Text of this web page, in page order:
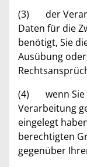
(3) der
Daten für die
benötigt, Sie
Ausübung
(4) wenn Sie
Verarbeitung
eingelegt
berechtigten
gegenüber